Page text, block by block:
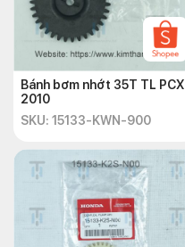
Bánh bơm nhớt 35T TL PCX
2010
SKU: 15133-KWN-900